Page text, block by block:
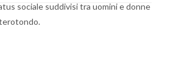
sociale suddivisi tra uomini e donne